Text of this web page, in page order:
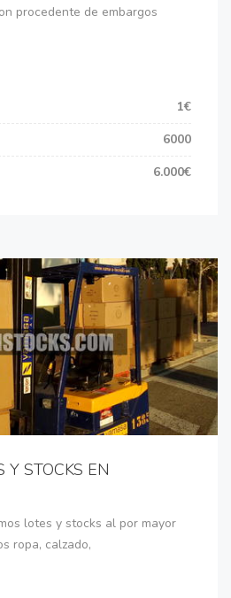
procedente de embargos
1€
6000
6.000€
Y STOCKS EN
lotes y stocks al por mayor
ropa, calzado,